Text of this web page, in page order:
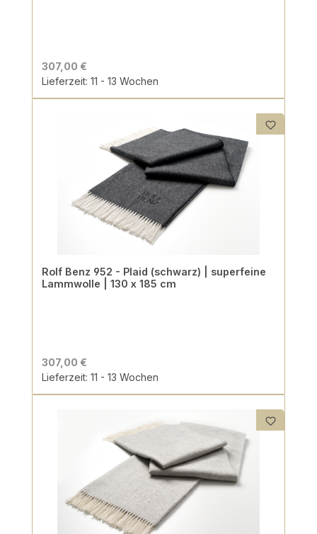
307,00 €
Lieferzeit: 11 - 13 Wochen
Rolf Benz 952 - Plaid (schwarz) | superfeine
Lammwolle | 130 x 185 cm
307,00 €
Lieferzeit: 11 - 13 Wochen